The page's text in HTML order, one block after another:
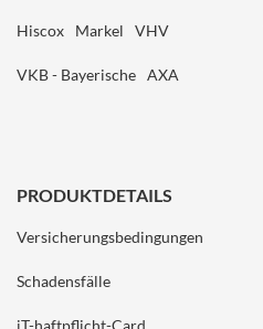
Hiscox Markel VHV
VKB - Bayerische AXA
PRODUKTDETAILS
Versicherungsbedingungen
Schadensfälle
iT-haftpflicht-Card